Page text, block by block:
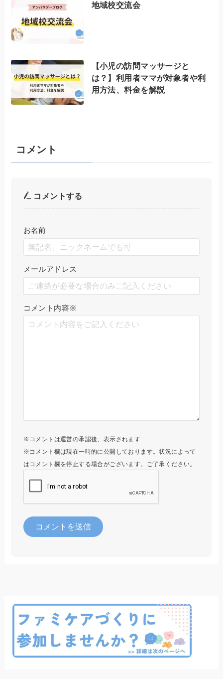
地域校交流会
【小児の訪問マッサージと
は？】利用者ママが対象者や利
用方法、料金を解説
コメント
コメントする
お名前
メールアドレス
コメント内容※
※コメントは運営の承認後、表示されます
※コメント欄は現在一時的に公開しております。状況によって
はコメント欄を停止する場合がございます。ご了承ください。